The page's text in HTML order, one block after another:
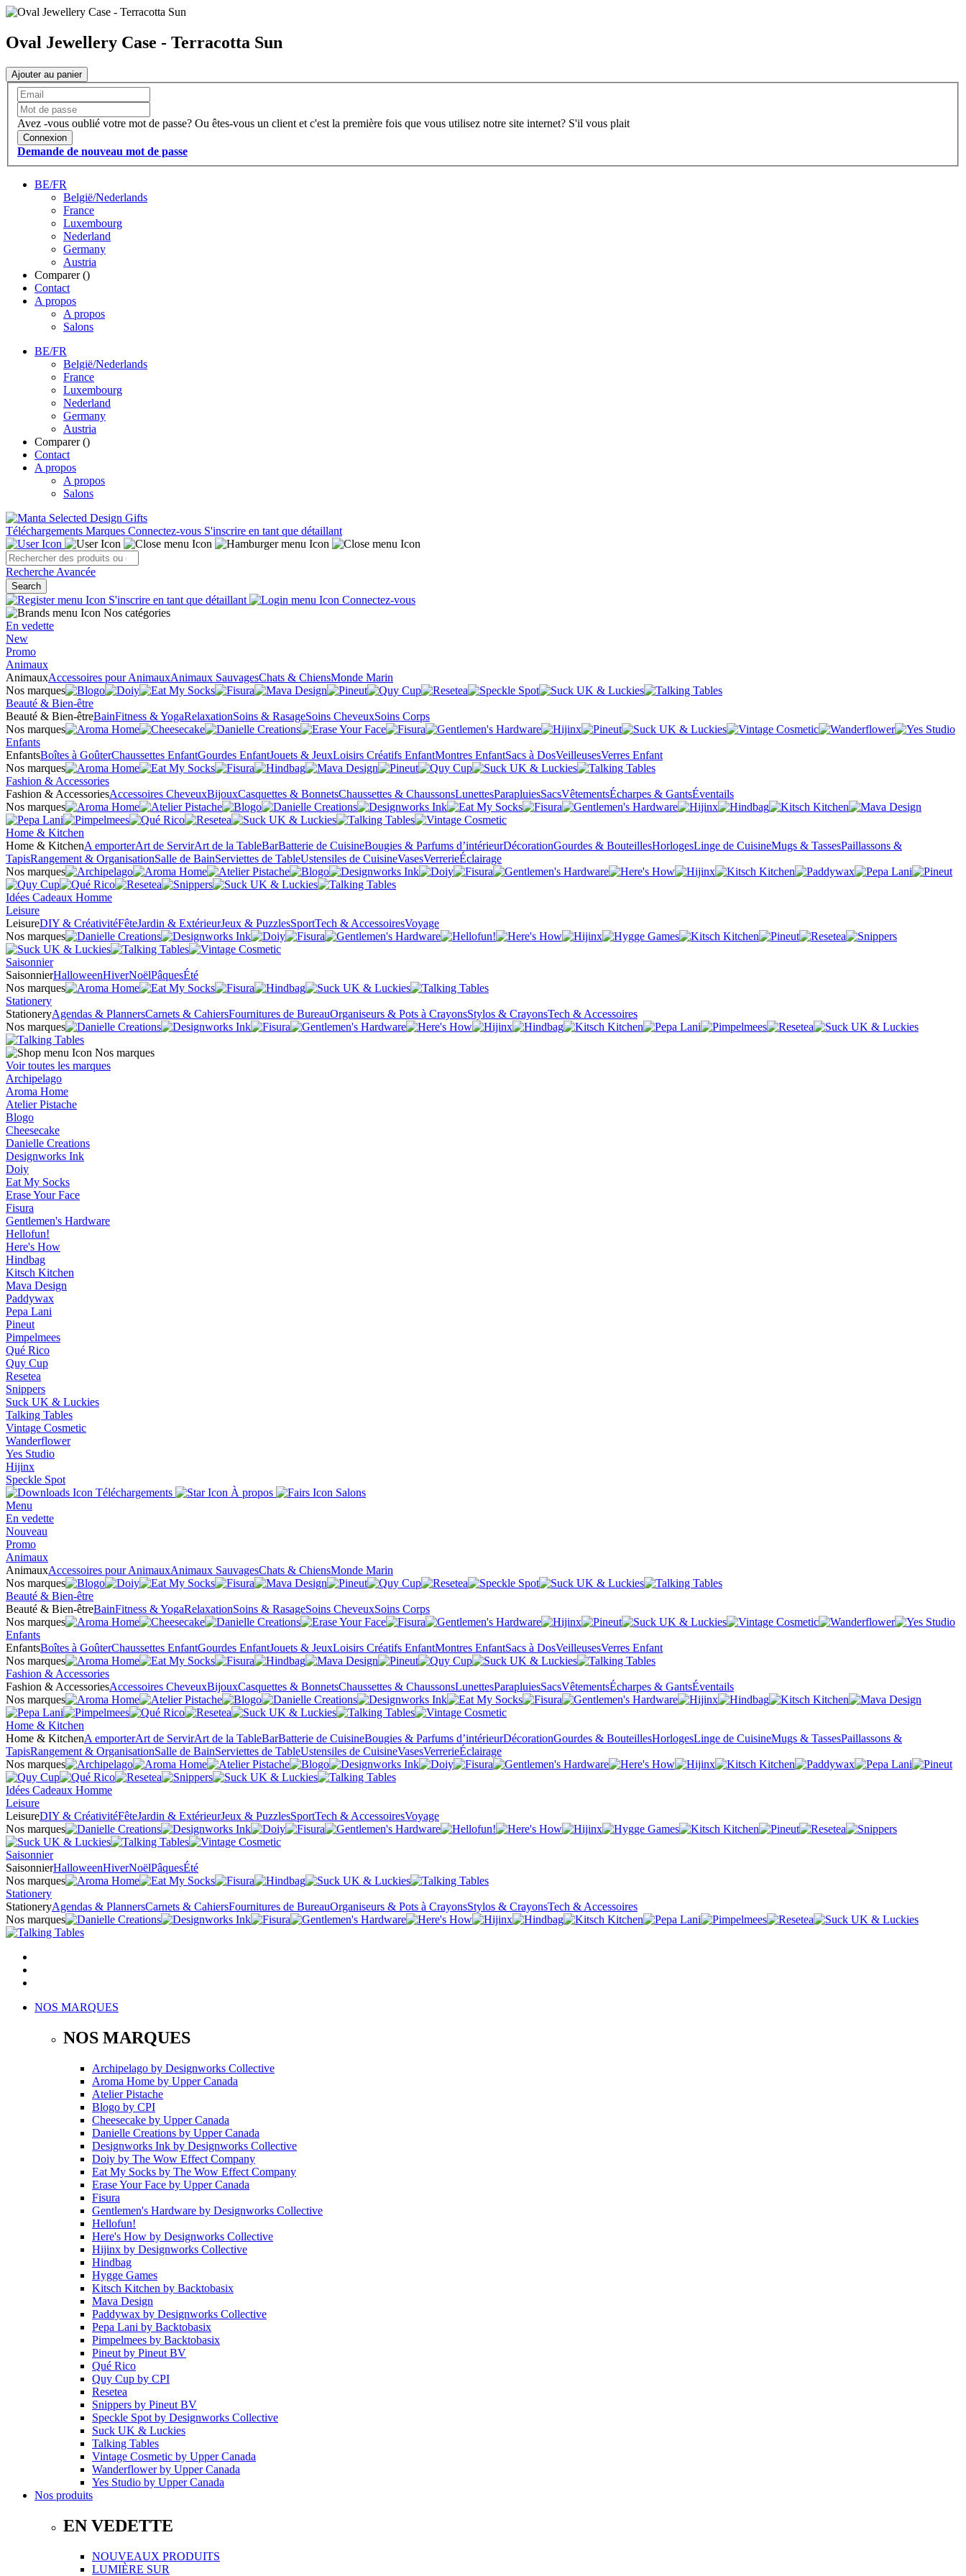
Oval Jewellery Case - Terracotta Sun
Ajouter au panier
Avez -vous oublié votre mot de passe? Ou êtes-vous un client et c'est la première fois que vous utilisez notre site internet? S'il vous plait
Connexion
Demande de nouveau mot de passe
BE/FR
België/Nederlands
France
Luxembourg
Nederland
Germany
Austria
Comparer ()
Contact
A propos
A propos
Salons
BE/FR
België/Nederlands
France
Luxembourg
Nederland
Germany
Austria
Comparer ()
Contact
A propos
A propos
Salons
Téléchargements Marques Connectez-vous S'inscrire en tant que détaillant
Recherche Avancée
Search
S'inscrire en tant que détaillant
Connectez-vous
Nos catégories
En vedette
New
Promo
Animaux
AnimauxAccessoires pour AnimauxAnimaux SauvagesChats & ChiensMonde Marin
Nos marques
Beauté & Bien-être
Beauté & Bien-êtreBainFitness & YogaRelaxationSoins & RasageSoins CheveuxSoins Corps
Nos marques
Enfants
EnfantsBoîtes à GoûterChaussettes EnfantGourdes EnfantJouets & JeuxLoisirs Créatifs EnfantMontres EnfantSacs à DosVeilleusesVerres Enfant
Nos marques
Fashion & Accessories
Fashion & AccessoriesAccessoires CheveuxBijouxCasquettes & BonnetsChaussettes & ChaussonsLunettesParapluiesSacsVêtementsÉcharpes & GantsÉventails
Nos marques
Home & Kitchen
Home & KitchenA emporterArt de ServirArt de la TableBarBatterie de CuisineBougies & Parfums d’intérieurDécorationGourdes & BouteillesHorlogesLinge de CuisineMugs & TassesPaillassons &
TapisRangement & OrganisationSalle de BainServiettes de TableUstensiles de CuisineVasesVerrerieÉclairage
Nos marques
Idées Cadeaux Homme
Leisure
LeisureDIY & CréativitéFêteJardin & ExtérieurJeux & PuzzlesSportTech & AccessoiresVoyage
Nos marques
Saisonnier
SaisonnierHalloweenHiverNoëlPâquesÉté
Nos marques
Stationery
StationeryAgendas & PlannersCarnets & CahiersFournitures de BureauOrganiseurs & Pots à CrayonsStylos & CrayonsTech & Accessoires
Nos marques
Nos marques
Voir toutes les marques
Archipelago
Aroma Home
Atelier Pistache
Blogo
Cheesecake
Danielle Creations
Designworks Ink
Doiy
Eat My Socks
Erase Your Face
Fisura
Gentlemen's Hardware
Hellofun!
Here's How
Hindbag
Kitsch Kitchen
Mava Design
Paddywax
Pepa Lani
Pineut
Pimpelmees
Qué Rico
Quy Cup
Resetea
Snippers
Suck UK & Luckies
Talking Tables
Vintage Cosmetic
Wanderflower
Yes Studio
Hijinx
Speckle Spot
Téléchargements
À propos
Salons
Menu
En vedette
Nouveau
Promo
Animaux
AnimauxAccessoires pour AnimauxAnimaux SauvagesChats & ChiensMonde Marin
Nos marques
Beauté & Bien-être
Beauté & Bien-êtreBainFitness & YogaRelaxationSoins & RasageSoins CheveuxSoins Corps
Nos marques
Enfants
EnfantsBoîtes à GoûterChaussettes EnfantGourdes EnfantJouets & JeuxLoisirs Créatifs EnfantMontres EnfantSacs à DosVeilleusesVerres Enfant
Nos marques
Fashion & Accessories
Fashion & AccessoriesAccessoires CheveuxBijouxCasquettes & BonnetsChaussettes & ChaussonsLunettesParapluiesSacsVêtementsÉcharpes & GantsÉventails
Nos marques
Home & Kitchen
Home & KitchenA emporterArt de ServirArt de la TableBarBatterie de CuisineBougies & Parfums d’intérieurDécorationGourdes & BouteillesHorlogesLinge de CuisineMugs & TassesPaillassons &
TapisRangement & OrganisationSalle de BainServiettes de TableUstensiles de CuisineVasesVerrerieÉclairage
Nos marques
Idées Cadeaux Homme
Leisure
LeisureDIY & CréativitéFêteJardin & ExtérieurJeux & PuzzlesSportTech & AccessoiresVoyage
Nos marques
Saisonnier
SaisonnierHalloweenHiverNoëlPâquesÉté
Nos marques
Stationery
StationeryAgendas & PlannersCarnets & CahiersFournitures de BureauOrganiseurs & Pots à CrayonsStylos & CrayonsTech & Accessoires
Nos marques
NOS MARQUES
NOS MARQUES
Archipelago by Designworks Collective
Aroma Home by Upper Canada
Atelier Pistache
Blogo by CPI
Cheesecake by Upper Canada
Danielle Creations by Upper Canada
Designworks Ink by Designworks Collective
Doiy by The Wow Effect Company
Eat My Socks by The Wow Effect Company
Erase Your Face by Upper Canada
Fisura
Gentlemen's Hardware by Designworks Collective
Hellofun!
Here's How by Designworks Collective
Hijinx by Designworks Collective
Hindbag
Hygge Games
Kitsch Kitchen by Backtobasix
Mava Design
Paddywax by Designworks Collective
Pepa Lani by Backtobasix
Pimpelmees by Backtobasix
Pineut by Pineut BV
Qué Rico
Quy Cup by CPI
Resetea
Snippers by Pineut BV
Speckle Spot by Designworks Collective
Suck UK & Luckies
Talking Tables
Vintage Cosmetic by Upper Canada
Wanderflowerby Upper Canada
Yes Studio by Upper Canada
Nos produits
EN VEDETTE
NOUVEAUX PRODUITS
LUMIÈRE SUR